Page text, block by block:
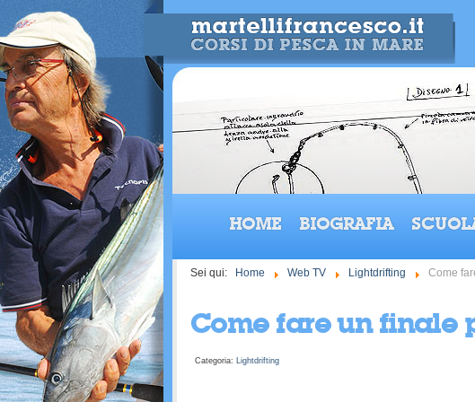
HOME BIOGRAFIA
Sei qui: Home Web TV Lightdrifting Come
Come fare un finale
Categoria: Lightdrifting